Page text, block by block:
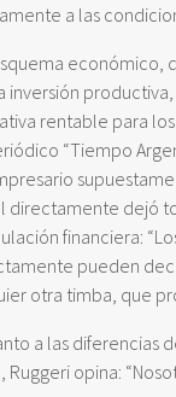
a las
económico,
inversión
rentable para
“Tiempo
directamente dejó
financiera:
pueden
otra timba, que
a las diferencias
Ruggeri opina: